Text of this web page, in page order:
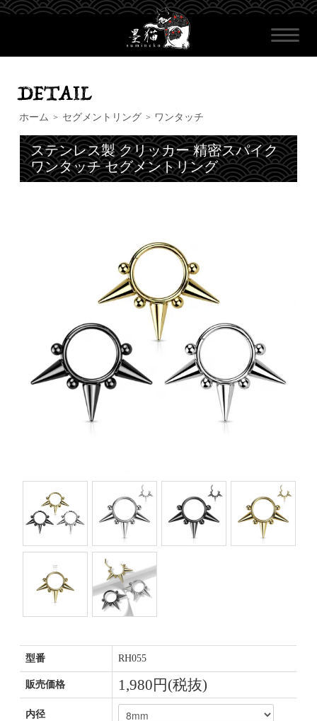
ホーム > セグメントリング > ワンタッチ
ステンレス製 クリッカー 精密スパイク
ワンタッチ セグメントリング
型番 RH055
販売価格 1,980円(税抜)
内径